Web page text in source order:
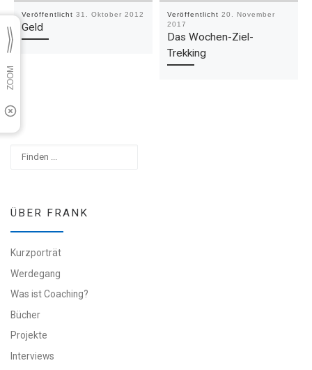
Veröffentlicht31. Oktober 2012
Geld
Veröffentlicht20. November
2017
Das Wochen-Ziel-
Trekking
ÜBER FRANK
Kurzporträt
Werdegang
Was ist Coaching?
Bücher
Projekte
Interviews